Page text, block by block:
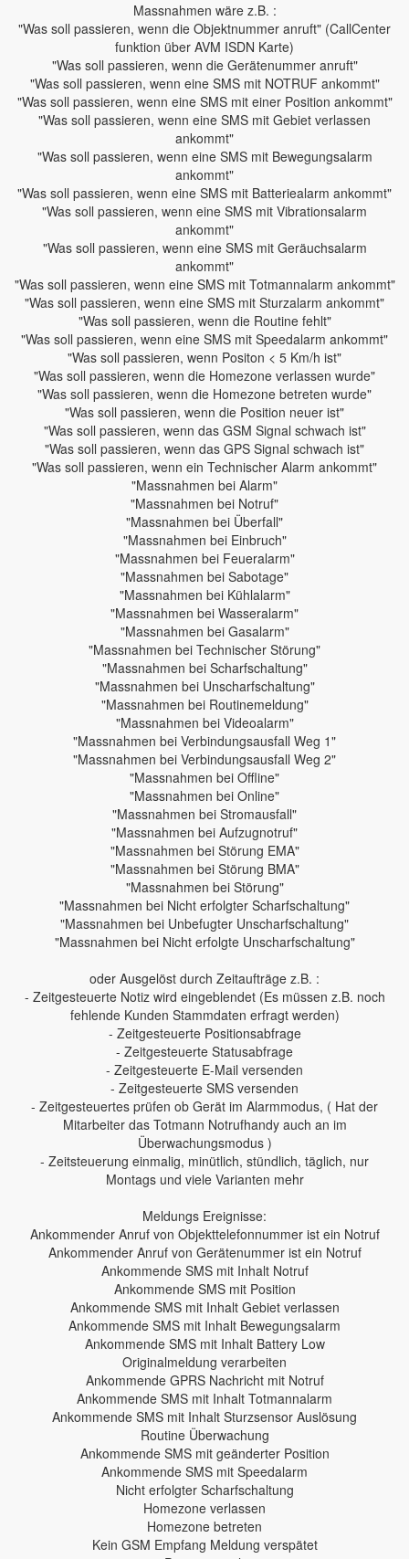
Massnahmen wäre z.B. :
"Was soll passieren, wenn die Objektnummer anruft" (CallCenter
funktion über AVM ISDN Karte)
"Was soll passieren, wenn die Gerätenummer anruft"
"Was soll passieren, wenn eine SMS mit NOTRUF ankommt"
"Was soll passieren, wenn eine SMS mit einer Position ankommt"
"Was soll passieren, wenn eine SMS mit Gebiet verlassen
ankommt"
"Was soll passieren, wenn eine SMS mit Bewegungsalarm
ankommt"
"Was soll passieren, wenn eine SMS mit Batteriealarm ankommt"
"Was soll passieren, wenn eine SMS mit Vibrationsalarm
ankommt"
"Was soll passieren, wenn eine SMS mit Geräuchsalarm
ankommt"
"Was soll passieren, wenn eine SMS mit Totmannalarm ankommt"
"Was soll passieren, wenn eine SMS mit Sturzalarm ankommt"
"Was soll passieren, wenn die Routine fehlt"
"Was soll passieren, wenn eine SMS mit Speedalarm ankommt"
"Was soll passieren, wenn Positon < 5 Km/h ist"
"Was soll passieren, wenn die Homezone verlassen wurde"
"Was soll passieren, wenn die Homezone betreten wurde"
"Was soll passieren, wenn die Position neuer ist"
"Was soll passieren, wenn das GSM Signal schwach ist"
"Was soll passieren, wenn das GPS Signal schwach ist"
"Was soll passieren, wenn ein Technischer Alarm ankommt"
"Massnahmen bei Alarm"
"Massnahmen bei Notruf"
"Massnahmen bei Überfall"
"Massnahmen bei Einbruch"
"Massnahmen bei Feueralarm"
"Massnahmen bei Sabotage"
"Massnahmen bei Kühlalarm"
"Massnahmen bei Wasseralarm"
"Massnahmen bei Gasalarm"
"Massnahmen bei Technischer Störung"
"Massnahmen bei Scharfschaltung"
"Massnahmen bei Unscharfschaltung"
"Massnahmen bei Routinemeldung"
"Massnahmen bei Videoalarm"
"Massnahmen bei Verbindungsausfall Weg 1"
"Massnahmen bei Verbindungsausfall Weg 2"
"Massnahmen bei Offline"
"Massnahmen bei Online"
"Massnahmen bei Stromausfall"
"Massnahmen bei Aufzugnotruf"
"Massnahmen bei Störung EMA"
"Massnahmen bei Störung BMA"
"Massnahmen bei Störung"
"Massnahmen bei Nicht erfolgter Scharfschaltung"
"Massnahmen bei Unbefugter Unscharfschaltung"
"Massnahmen bei Nicht erfolgte Unscharfschaltung"
oder Ausgelöst durch Zeitaufträge z.B. :
- Zeitgesteuerte Notiz wird eingeblendet (Es müssen z.B. noch
fehlende Kunden Stammdaten erfragt werden)
- Zeitgesteuerte Positionsabfrage
- Zeitgesteuerte Statusabfrage
- Zeitgesteuerte E-Mail versenden
- Zeitgesteuerte SMS versenden
- Zeitgesteuertes prüfen ob Gerät im Alarmmodus, ( Hat der
Mitarbeiter das Totmann Notrufhandy auch an im
Überwachungsmodus )
- Zeitsteuerung einmalig, minütlich, stündlich, täglich, nur
Montags und viele Varianten mehr
Meldungs Ereignisse:
Ankommender Anruf von Objekttelefonnummer ist ein Notruf
Ankommender Anruf von Gerätenummer ist ein Notruf
Ankommende SMS mit Inhalt Notruf
Ankommende SMS mit Position
Ankommende SMS mit Inhalt Gebiet verlassen
Ankommende SMS mit Inhalt Bewegungsalarm
Ankommende SMS mit Inhalt Battery Low
Originalmeldung verarbeiten
Ankommende GPRS Nachricht mit Notruf
Ankommende SMS mit Inhalt Totmannalarm
Ankommende SMS mit Inhalt Sturzsensor Auslösung
Routine Überwachung
Ankommende SMS mit geänderter Position
Ankommende SMS mit Speedalarm
Nicht erfolgter Scharfschaltung
Homezone verlassen
Homezone betreten
Kein GSM Empfang Meldung verspätet